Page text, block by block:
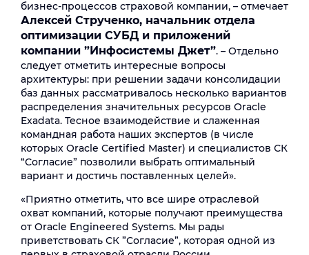
бизнес-процессов страховой компании, – отмечает
Алексей Струченко, начальник отдела
оптимизации СУБД и приложений
компании ”Инфосистемы Джет”. – Отдельно
следует отметить интересные вопросы
архитектуры: при решении задачи консолидации
баз данных рассматривалось несколько вариантов
распределения значительных ресурсов Oracle
Exadata. Тесное взаимодействие и слаженная
командная работа наших экспертов (в числе
которых Oracle Certified Master) и специалистов СК
“Согласие” позволили выбрать оптимальный
вариант и достичь поставленных целей».
«Приятно отметить, что все шире отраслевой
охват компаний, которые получают преимущества
от Oracle Engineered Systems. Мы рады
приветствовать СК ”Согласие”, которая одной из